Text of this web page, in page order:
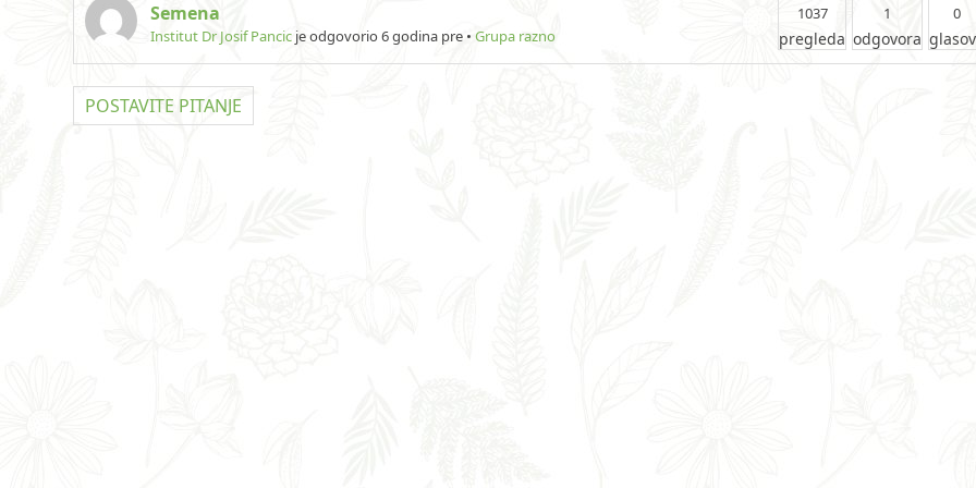
Semena
Institut Dr Josif Pancic je odgovorio 6 godina pre •Grupa razno
1037
pregleda
1
odgovora
0
POSTAVITE PITANJE